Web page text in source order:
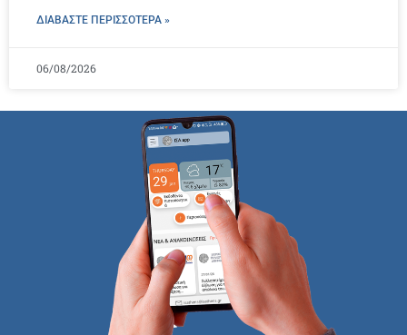
ΔΙΑΒΑΣΤΕ ΠΕΡΙΣΣΌΤΕΡΑ »
06/08/2026